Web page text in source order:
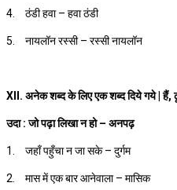
4. ठंडी हवा – हवा ठंडी
5. नायलॉन रस्सी – रस्सी नायलॉन
XII. अनेक शब्द के लिए एक शब्द दिये गये | हैं,
उदा : जो पढ़ा लिखा न हो – अनपढ़
1. जहाँ पहुँचा न जा सके – दुर्गम
2. मास में एक बार आनेवाला – मासिक